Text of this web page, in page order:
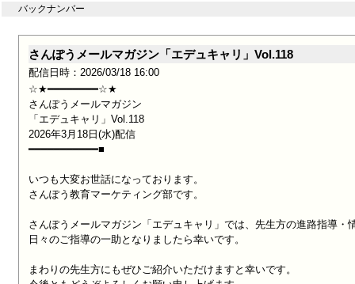
バックナンバー
さんぽうメールマガジン「エデュキャリ」Vol.118
配信日時：2026/03/18 16:00
☆★━━━━━━━━☆★
さんぽうメールマガジン
「エデュキャリ」Vol.118
2026年3月18日(水)配信
━━━━━━━━━━━■
いつも大変お世話になっております。
さんぽう教育マーケティング部です。
さんぽうメールマガジン「エデュキャリ」では、先生方の進路指導
日々のご指導の一助となりましたら幸いです。
まわりの先生方にもぜひご紹介いただけますと幸いです。